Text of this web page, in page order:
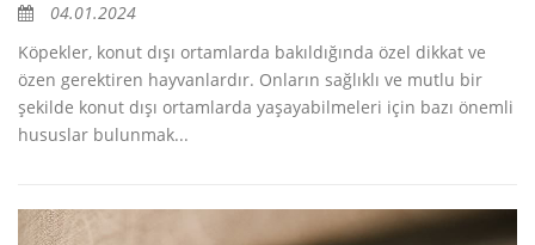
04.01.2024
Köpekler, konut dışı ortamlarda bakıldığında özel dikkat ve
özen gerektiren hayvanlardır. Onların sağlıklı ve mutlu bir
şekilde konut dışı ortamlarda yaşayabilmeleri için bazı önemli
hususlar bulunmak...